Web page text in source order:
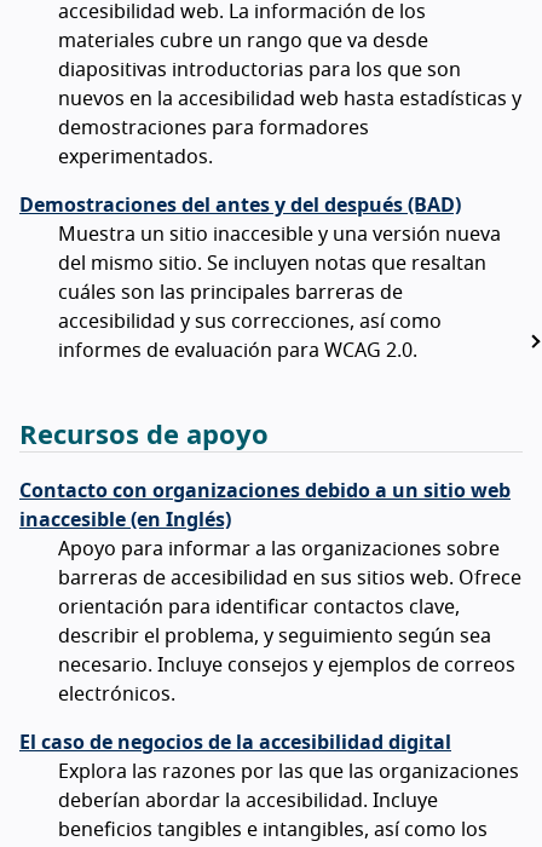
accesibilidad web. La información de los
materiales cubre un rango que va desde
diapositivas introductorias para los que son
nuevos en la accesibilidad web hasta estadísticas y
demostraciones para formadores
experimentados.
Demostraciones del antes y del después (BAD)
Muestra un sitio inaccesible y una versión nueva
del mismo sitio. Se incluyen notas que resaltan
cuáles son las principales barreras de
accesibilidad y sus correcciones, así como
informes de evaluación para WCAG 2.0.
Recursos de apoyo
Contacto con organizaciones debido a un sitio web
inaccesible (en Inglés)
Apoyo para informar a las organizaciones sobre
barreras de accesibilidad en sus sitios web. Ofrece
orientación para identificar contactos clave,
describir el problema, y seguimiento según sea
necesario. Incluye consejos y ejemplos de correos
electrónicos.
El caso de negocios de la accesibilidad digital
Explora las razones por las que las organizaciones
deberían abordar la accesibilidad. Incluye
beneficios tangibles e intangibles, así como los